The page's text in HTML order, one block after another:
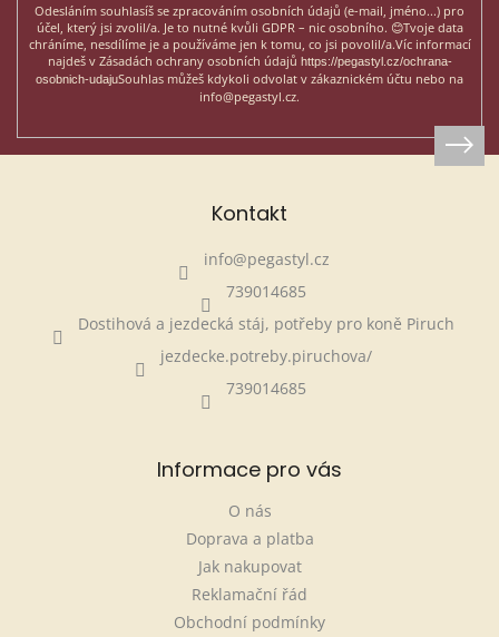
Odesláním souhlasíš se zpracováním osobních údajů (e-mail, jméno...) pro
účel, který jsi zvolil/a. Je to nutné kvůli GDPR – nic osobního. 😊Tvoje data
chráníme, nesdílíme je a používáme jen k tomu, co jsi povolil/a.Víc informací
najdeš v Zásadách ochrany osobních údajů https://pegastyl.cz/ochrana-
osobnich-udajuSouhlas můžeš kdykoli odvolat v zákaznickém účtu nebo na
info@pegastyl.cz.
Kontakt
info@pegastyl.cz
739014685
Dostihová a jezdecká stáj, potřeby pro koně Piruch
jezdecke.potreby.piruchova/
739014685
Informace pro vás
O nás
Doprava a platba
Jak nakupovat
Reklamační řád
Obchodní podmínky